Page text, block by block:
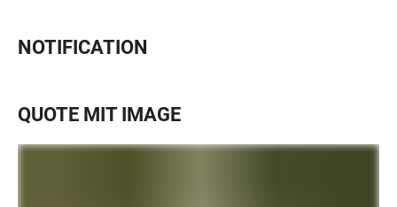
NOTIFICATION
QUOTE MIT IMAGE